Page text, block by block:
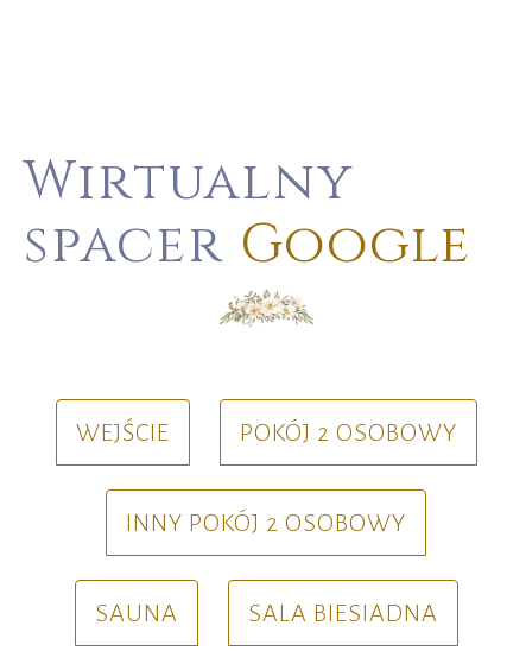
Wirtualny
spacer Google
WEJŚCIE POKÓJ 2 OSOBOWY
INNY POKÓJ 2 OSOBOWY
SAUNA SALA BIESIADNA